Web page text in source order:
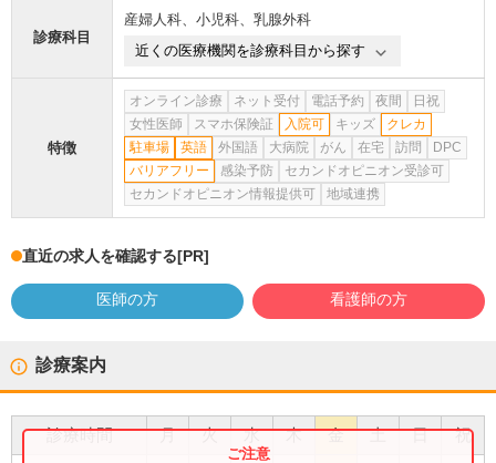
診療科目
産婦人科、 小児科、 乳腺外科
近くの医療機関を診療科目から探す
特徴
オンライン診療 ネット受付 電話予約 夜間
日祝
女性医師
スマホ保険証 入院可 キッズ
クレカ
駐車場
英語 外国語 大病院 がん 在宅 訪問
DPC
バリアフリー
感染予防
セカンドオピニオン受診可
セカンドオピニオン情報提供可
地域連携
直近の求人を確認する[PR]
医師の方 看護師の方
診療案内
診療時間 月 火 水 木 金 土 日 祝